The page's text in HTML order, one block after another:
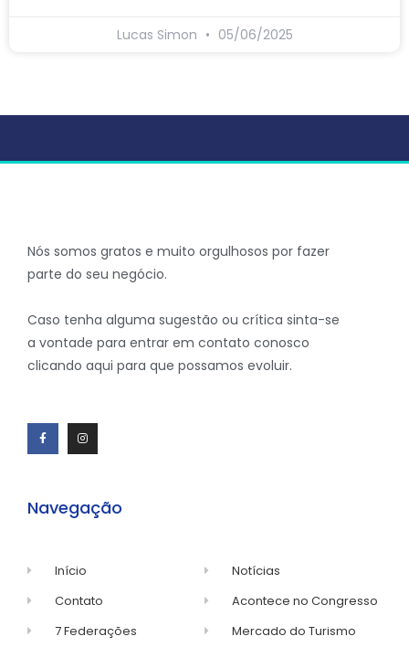
Lucas Simon 05/06/2025
Nós somos gratos e muito orgulhosos por fazer
parte do seu negócio.
Caso tenha alguma sugestão ou crítica sinta-se
a vontade para entrar em contato conosco
clicando aqui para que possamos evoluir.
Navegação
Início
Contato
7 Federações
Notícias
Acontece no Congresso
Mercado do Turismo